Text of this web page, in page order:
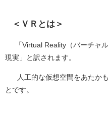
＜ＶＲとは＞
「Virtual Reality（バーチャ
現実」と訳されます。
人工的な仮想空間をあたかも
とです。